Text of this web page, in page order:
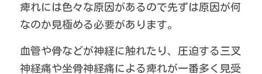
痺れには色々な原因があるので先ずは原因が何
なのか見極める必要があります。
血管や骨などが神経に触れたり、圧迫する三叉
神経痛や坐骨神経痛による痺れが一番多く見受